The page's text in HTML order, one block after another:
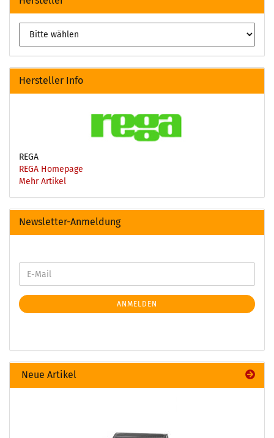
Hersteller Info
REGA
REGA Homepage
Mehr Artikel
Newsletter-Anmeldung
ANMELDEN
Neue Artikel